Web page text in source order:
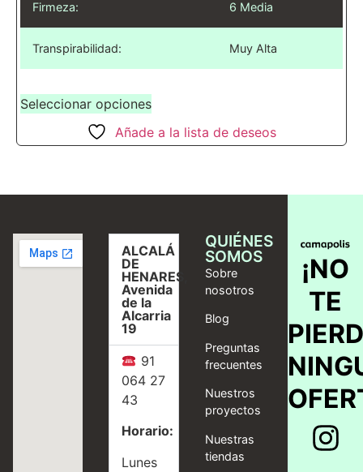
Firmeza: 6 Media
Transpirabilidad: Muy Alta
Seleccionar opciones
Añade a la lista de deseos
ALCALÁ
DE
HENARES,
Avenida
de la
Alcarria
19
91
064 27
43
Horario:
Lunes
QUIÉNES
SOMOS
Sobre
nosotros
Blog
Preguntas
frecuentes
Nuestros
proyectos
Nuestras
tiendas
¡NO
TE